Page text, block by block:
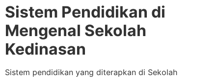
Sistem Pendidikan di
Mengenal Sekolah
Kedinasan
Sistem pendidikan yang diterapkan di Sekolah